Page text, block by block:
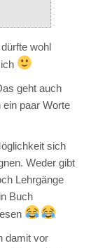
wohl
geht auch
paar Worte
sich
Weder gibt
Lehrgänge
Buch
damit vor